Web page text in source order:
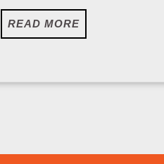
READ MOREREAD
MORE